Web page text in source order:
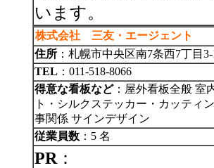
います。
株式会社 三友・エージェント
住所 ：札幌市中央区南7条西7丁目
TEL ：011-518-8066
得意な看板など：屋外看板全般 室
ト・シルクステッカー・カッティ
事関係 サインデザイン
従業員数 ：5 名
PR ：